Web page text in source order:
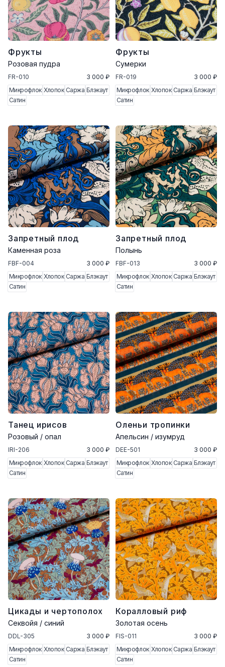
Фрукты
Розовая пудра
FR-010
3 000 ₽
Микрофлок Хлопок Саржа Блэкаут
Сатин
Фрукты
Сумерки
FR-019
3 000 ₽
Микрофлок Хлопок Саржа Блэкаут
Сатин
Запретный плод
Каменная роза
FBF-004
3 000 ₽
Микрофлок Хлопок Саржа Блэкаут
Сатин
Запретный плод
Полынь
FBF-013
3 000 ₽
Микрофлок Хлопок Саржа Блэкаут
Сатин
Танец ирисов
Розовый / опал
IRI-206
3 000 ₽
Микрофлок Хлопок Саржа Блэкаут
Сатин
Оленьи тропинки
Апельсин / изумруд
DEE-501
3 000 ₽
Микрофлок Хлопок Саржа Блэкаут
Сатин
Цикады и чертополох
Секвойя / синий
DDL-305
3 000 ₽
Микрофлок Хлопок Саржа Блэкаут
Сатин
Коралловый риф
Золотая осень
FIS-011
3 000 ₽
Микрофлок Хлопок Саржа Блэкаут
Сатин